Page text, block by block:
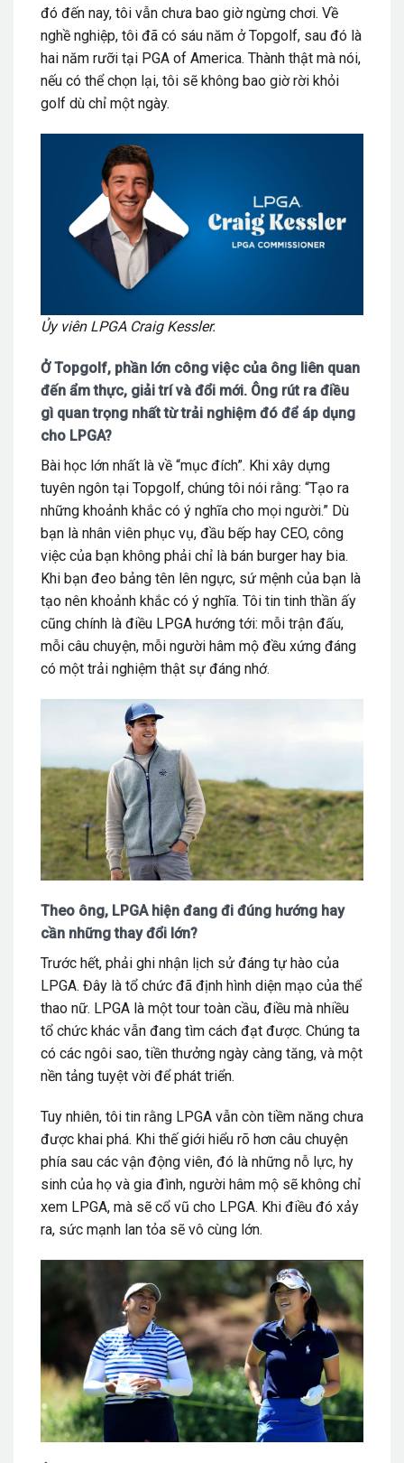
đó đến nay, tôi vẫn chưa bao giờ ngừng chơi. Về
nghề nghiệp, tôi đã có sáu năm ở Topgolf, sau đó là
hai năm rưỡi tại PGA of America. Thành thật mà nói,
nếu có thể chọn lại, tôi sẽ không bao giờ rời khỏi
golf dù chỉ một ngày.
Ủy viên LPGA Craig Kessler.
Ở Topgolf, phần lớn công việc của ông liên quan
đến ẩm thực, giải trí và đổi mới. Ông rút ra điều
gì quan trọng nhất từ trải nghiệm đó để áp dụng
cho LPGA?
Bài học lớn nhất là về “mục đích”. Khi xây dựng
tuyên ngôn tại Topgolf, chúng tôi nói rằng: “Tạo ra
những khoảnh khắc có ý nghĩa cho mọi người.” Dù
bạn là nhân viên phục vụ, đầu bếp hay CEO, công
việc của bạn không phải chỉ là bán burger hay bia.
Khi bạn đeo bảng tên lên ngực, sứ mệnh của bạn là
tạo nên khoảnh khắc có ý nghĩa. Tôi tin tinh thần ấy
cũng chính là điều LPGA hướng tới: mỗi trận đấu,
mỗi câu chuyện, mỗi người hâm mộ đều xứng đáng
có một trải nghiệm thật sự đáng nhớ.
Theo ông, LPGA hiện đang đi đúng hướng hay
cần những thay đổi lớn?
Trước hết, phải ghi nhận lịch sử đáng tự hào của
LPGA. Đây là tổ chức đã định hình diện mạo của thể
thao nữ. LPGA là một tour toàn cầu, điều mà nhiều
tổ chức khác vẫn đang tìm cách đạt được. Chúng ta
có các ngôi sao, tiền thưởng ngày càng tăng, và một
nền tảng tuyệt vời để phát triển.
Tuy nhiên, tôi tin rằng LPGA vẫn còn tiềm năng chưa
được khai phá. Khi thế giới hiểu rõ hơn câu chuyện
phía sau các vận động viên, đó là những nỗ lực, hy
sinh của họ và gia đình, người hâm mộ sẽ không chỉ
xem LPGA, mà sẽ cổ vũ cho LPGA. Khi điều đó xảy
ra, sức mạnh lan tỏa sẽ vô cùng lớn.